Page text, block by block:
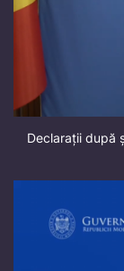
Declarații după